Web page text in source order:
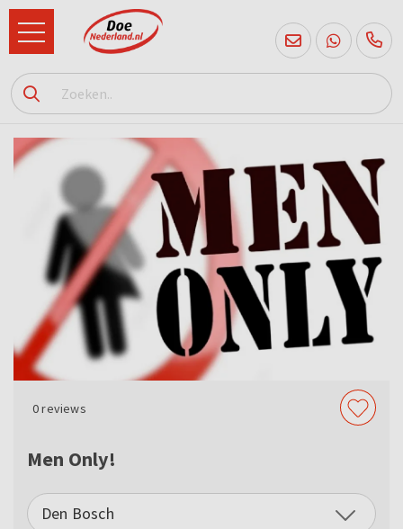
085
760
0reviews
Men Only!
Den Bosch